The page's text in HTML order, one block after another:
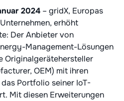
2024 – gridX, Europas
erhöht
Der Anbieter von
Management-Lösungen
Originalgerätehersteller
OEM) mit ihren
Portfolio seiner IoT-
Mit diesen Erweiterungen